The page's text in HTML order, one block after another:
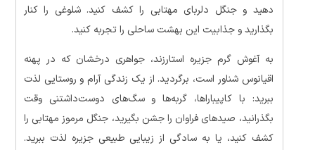
دهید و جنگل دلربای مهتابی را کشف کنید. شلوغی را کنار
بگذارید و جذابیت این بهشت ​​ساحلی را تجربه کنید.
به آغوش گرم جزیره استارزند، جواهری درخشان که در پهنه
اقیانوس شناور است، برگردید. از یک زندگی آرام و روستایی لذت
ببرید: با کاپیباراها، گربه‌ها و سگ‌های دوست‌داشتنی وقت
بگذرانید، صیدهای فراوان را جشن بگیرید، جنگل مرموز مهتابی را
کشف کنید، یا به سادگی از زیبایی طبیعی جزیره لذت ببرید.